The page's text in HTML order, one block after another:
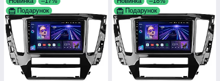
Подарунок
Подарунок